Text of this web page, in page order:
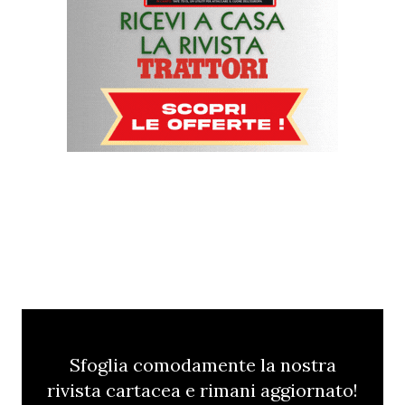
Sfoglia comodamente la nostra
rivista cartacea e rimani aggiornato!